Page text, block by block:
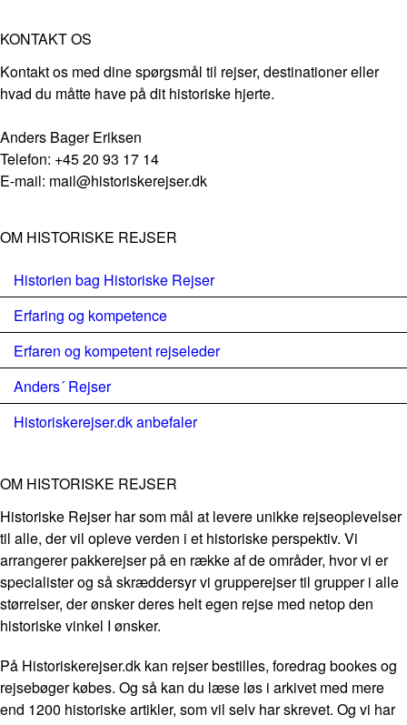
KONTAKT OS
Kontakt os med dine spørgsmål til rejser, destinationer eller
hvad du måtte have på dit historiske hjerte.
Anders Bager Eriksen
Telefon: +45 20 93 17 14
E-mail: mail@historiskerejser.dk
OM HISTORISKE REJSER
Historien bag Historiske Rejser
Erfaring og kompetence
Erfaren og kompetent rejseleder
Anders´ Rejser
Historiskerejser.dk anbefaler
OM HISTORISKE REJSER
Historiske Rejser har som mål at levere unikke rejseoplevelser
til alle, der vil opleve verden i et historiske perspektiv. Vi
arrangerer pakkerejser på en række af de områder, hvor vi er
specialister og så skræddersyr vi grupperejser til grupper i alle
størrelser, der ønsker deres helt egen rejse med netop den
historiske vinkel I ønsker.
På Historiskerejser.dk kan rejser bestilles, foredrag bookes og
rejsebøger købes. Og så kan du læse løs i arkivet med mere
end 1200 historiske artikler, som vil selv har skrevet. Og vi har